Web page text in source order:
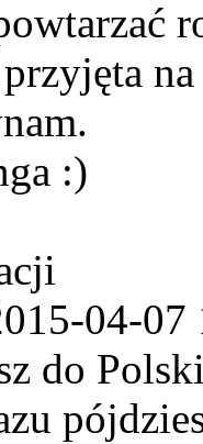
:)
04-07
do